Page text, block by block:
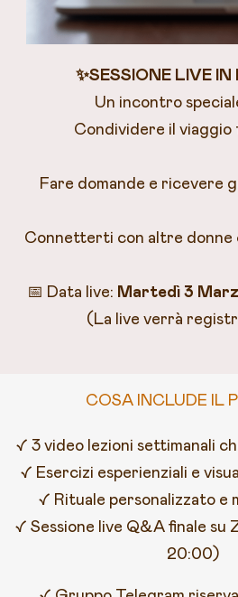
✨SESSIONE LIVE
Un incontro
Condividere il
Fare domande e ricevere
Connetterti con altre donne
📅 Data live: Martedì 3
(La live verrà
COSA INCLUDE IL
✓ 3 video lezioni settimanali
✓ Esercizi esperienziali e
✓ Rituale personalizzato e
✓ Sessione live Q&A finale su
20:00)